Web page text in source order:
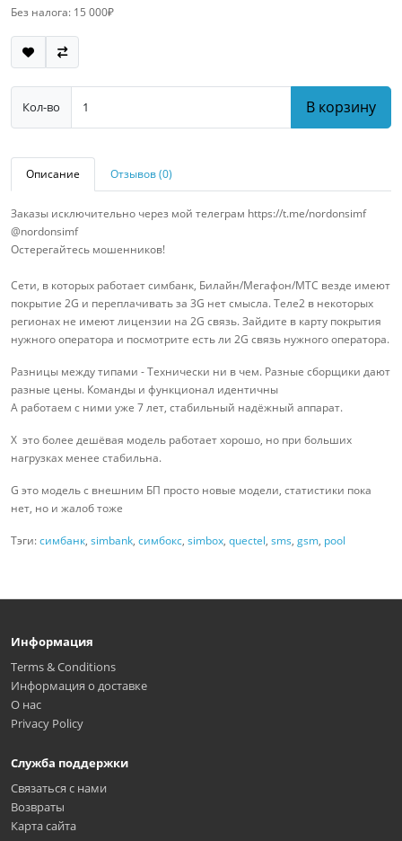
Без налога: 15 000₽
Кол-во В корзину
Описание Отзывов (0)
Заказы исключительно через мой телеграм https://t.me/nordonsimf
@nordonsimf
Остерегайтесь мошенников!
​​​​​​​Сети, в которых работает симбанк, Билайн/Мегафон/МТС везде имеют
покрытие 2G и переплачивать за 3G нет смысла. Теле2 в некоторых
регионах не имеют лицензии на 2G связь. Зайдите в карту покрытия
нужного оператора и посмотрите есть ли 2G связь нужного оператора.
Разницы между типами - Технически ни в чем. Разные сборщики дают
разные цены. Команды и функционал идентичны
A работаем с ними уже 7 лет, стабильный надёжный аппарат.
X это более дешёвая модель работает хорошо, но при больших
нагрузках менее стабильна.
G это модель с внешним БП просто новые модели, статистики пока
нет, но и жалоб тоже
Тэги:симбанк, simbank, симбокс, simbox, quectel, sms, gsm, pool
Информация
Terms & Conditions
Информация о доставке
О нас
Privacy Policy
Служба поддержки
Связаться с нами
Возвраты
Карта сайта